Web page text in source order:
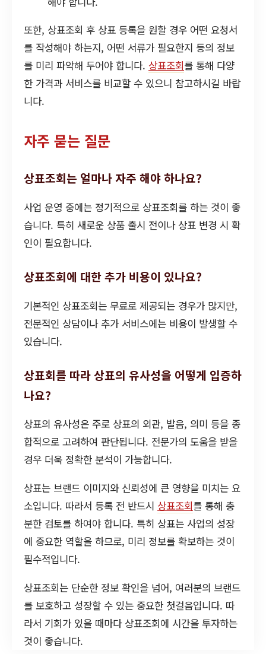
또한, 상표조회 후 상표 등록을 원할 경우 어떤 요청서
를 작성해야 하는지, 어떤 서류가 필요한지 등의 정보
를 미리 파악해 두어야 합니다. 상표조회를 통해 다양
한 가격과 서비스를 비교할 수 있으니 참고하시길 바랍
니다.
자주 묻는 질문
상표조회는 얼마나 자주 해야 하나요?
사업 운영 중에는 정기적으로 상표조회를 하는 것이 좋
습니다. 특히 새로운 상품 출시 전이나 상표 변경 시 확
인이 필요합니다.
상표조회에 대한 추가 비용이 있나요?
기본적인 상표조회는 무료로 제공되는 경우가 많지만,
전문적인 상담이나 추가 서비스에는 비용이 발생할 수
있습니다.
상표회를 따라 상표의 유사성을 어떻게 입증하
나요?
상표의 유사성은 주로 상표의 외관, 발음, 의미 등을 종
합적으로 고려하여 판단됩니다. 전문가의 도움을 받을
경우 더욱 정확한 분석이 가능합니다.
상표는 브랜드 이미지와 신뢰성에 큰 영향을 미치는 요
소입니다. 따라서 등록 전 반드시 상표조회를 통해 충
분한 검토를 하여야 합니다. 특히 상표는 사업의 성장
에 중요한 역할을 하므로, 미리 정보를 확보하는 것이
필수적입니다.
상표조회는 단순한 정보 확인을 넘어, 여러분의 브랜드
를 보호하고 성장할 수 있는 중요한 첫걸음입니다. 따
라서 기회가 있을 때마다 상표조회에 시간을 투자하는
것이 좋습니다.